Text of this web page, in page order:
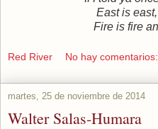
East is
Fire is fire
Red River No hay comentarios:
martes, 25 de noviembre de 2014
Walter Salas-Humara